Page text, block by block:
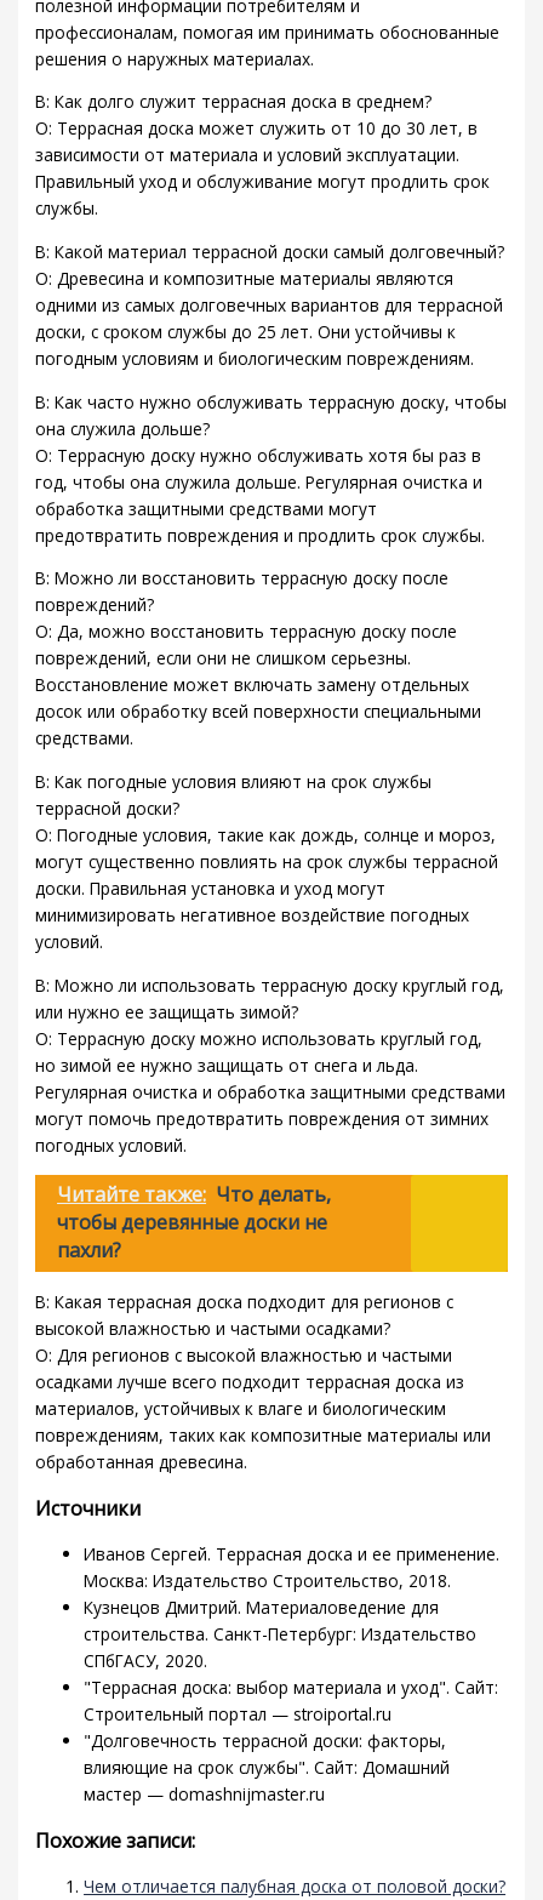
полезной информации потребителям и
профессионалам, помогая им принимать обоснованные
решения о наружных материалах.
В: Как долго служит террасная доска в среднем?
О: Террасная доска может служить от 10 до 30 лет, в
зависимости от материала и условий эксплуатации.
Правильный уход и обслуживание могут продлить срок
службы.
В: Какой материал террасной доски самый долговечный?
О: Древесина и композитные материалы являются
одними из самых долговечных вариантов для террасной
доски, с сроком службы до 25 лет. Они устойчивы к
погодным условиям и биологическим повреждениям.
В: Как часто нужно обслуживать террасную доску, чтобы
она служила дольше?
О: Террасную доску нужно обслуживать хотя бы раз в
год, чтобы она служила дольше. Регулярная очистка и
обработка защитными средствами могут
предотвратить повреждения и продлить срок службы.
В: Можно ли восстановить террасную доску после
повреждений?
О: Да, можно восстановить террасную доску после
повреждений, если они не слишком серьезны.
Восстановление может включать замену отдельных
досок или обработку всей поверхности специальными
средствами.
В: Как погодные условия влияют на срок службы
террасной доски?
О: Погодные условия, такие как дождь, солнце и мороз,
могут существенно повлиять на срок службы террасной
доски. Правильная установка и уход могут
минимизировать негативное воздействие погодных
условий.
В: Можно ли использовать террасную доску круглый год,
или нужно ее защищать зимой?
О: Террасную доску можно использовать круглый год,
но зимой ее нужно защищать от снега и льда.
Регулярная очистка и обработка защитными средствами
могут помочь предотвратить повреждения от зимних
погодных условий.
Читайте также: Что делать,
чтобы деревянные доски не
пахли?
В: Какая террасная доска подходит для регионов с
высокой влажностью и частыми осадками?
О: Для регионов с высокой влажностью и частыми
осадками лучше всего подходит террасная доска из
материалов, устойчивых к влаге и биологическим
повреждениям, таких как композитные материалы или
обработанная древесина.
Источники
Иванов Сергей. Террасная доска и ее применение.
Москва: Издательство Строительство, 2018.
Кузнецов Дмитрий. Материаловедение для
строительства. Санкт-Петербург: Издательство
СПбГАСУ, 2020.
"Террасная доска: выбор материала и уход". Сайт:
Строительный портал — stroiportal.ru
"Долговечность террасной доски: факторы,
влияющие на срок службы". Сайт: Домашний
мастер — domashnijmaster.ru
Похожие записи:
Чем отличается палубная доска от половой доски?